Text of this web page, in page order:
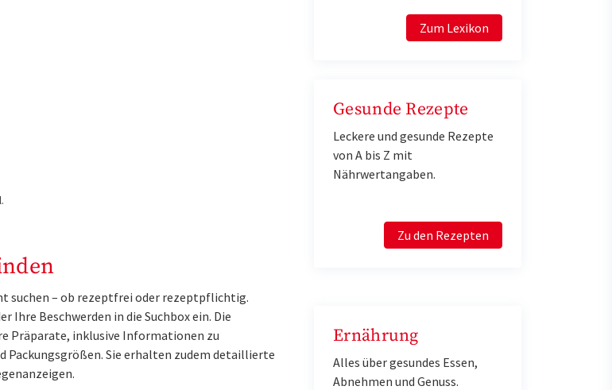
suchen – ob rezeptfrei oder rezeptpflichtig.
Ihre Beschwerden in die Suchbox ein. Die
Präparate, inklusive Informationen zu
Packungsgrößen. Sie erhalten zudem detaillierte
Zum Lexikon
Gesunde Rezepte
Leckere und gesunde Rezepte
von A bis Z mit
Nährwertangaben.
Zu den Rezepten
Ernährung
Alles über gesundes Essen,
Abnehmen und Genuss.